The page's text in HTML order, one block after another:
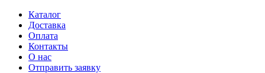
Каталог
Доставка
Оплата
Контакты
О нас
Отправить заявку